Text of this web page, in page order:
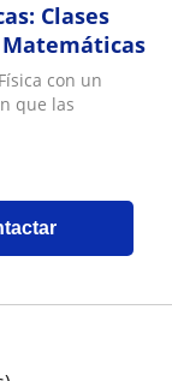
Clases
con un
que las